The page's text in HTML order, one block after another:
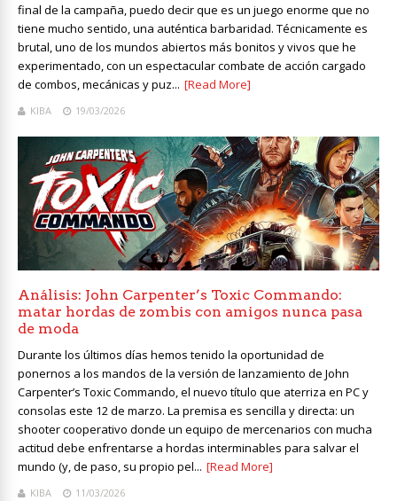
final de la campaña, puedo decir que es un juego enorme que no
tiene mucho sentido, una auténtica barbaridad. Técnicamente es
brutal, uno de los mundos abiertos más bonitos y vivos que he
experimentado, con un espectacular combate de acción cargado
de combos, mecánicas y puz... [Read More]
KIBA 19/03/2026
Análisis: John Carpenter’s Toxic Commando:
matar hordas de zombis con amigos nunca pasa
de moda
Durante los últimos días hemos tenido la oportunidad de
ponernos a los mandos de la versión de lanzamiento de John
Carpenter’s Toxic Commando, el nuevo título que aterriza en PC y
consolas este 12 de marzo. La premisa es sencilla y directa: un
shooter cooperativo donde un equipo de mercenarios con mucha
actitud debe enfrentarse a hordas interminables para salvar el
mundo (y, de paso, su propio pel... [Read More]
KIBA 11/03/2026